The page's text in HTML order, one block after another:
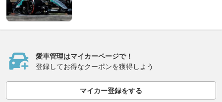
愛車管理はマイカーページで！
登録してお得なクーポンを獲得しよう
マイカー登録をする